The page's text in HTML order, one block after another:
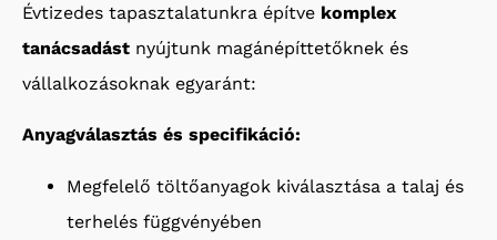
Évtizedes tapasztalatunkra építve komplex
tanácsadást nyújtunk magánépíttetőknek és
vállalkozásoknak egyaránt:
Anyagválasztás és specifikáció:
Megfelelő töltőanyagok kiválasztása a talaj és
terhelés függvényében